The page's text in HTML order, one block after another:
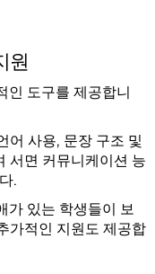
원
인 도구를 제공합니
어 사용, 문장 구조 및
서면 커뮤니케이션 능
.
가 있는 학생들이 보
가적인 지원도 제공합